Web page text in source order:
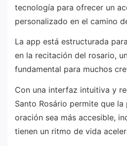
tecnología para ofrecer un
personalizado en el camino
La app está estructurada
en la recitación del rosario,
fundamental para muchos
Con una interfaz intuitiva y
Santo Rosário permite que
oración sea más accesible,
tienen un ritmo de vida